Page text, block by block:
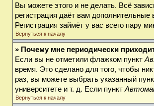
Вы можете этого и не делать. Всё
регистрация даёт вам
Регистрация займёт у вас всего пару
Вернуться к началу
» Почему мне периодически
Если вы не отметили флажком пункт
время. Это сделано для того, чтобы
раз, вы можете выбрать указанный
университете и т. д. Если пункт
Вернуться к началу